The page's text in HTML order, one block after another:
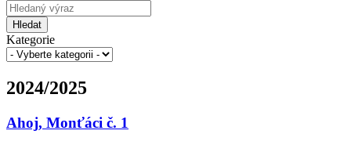
Hledat
Kategorie
2024/2025
Ahoj, Monťáci č. 1